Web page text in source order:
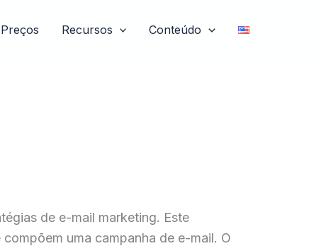
Preços Recursos Conteúdo
de e-mail marketing. Este
uma campanha de e-mail. O